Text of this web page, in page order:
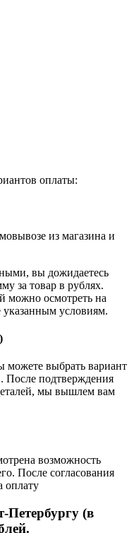
оплаты:
из магазина и
вы дожидаетесь
за товар в рублях.
можно осмотреть на
указанным условиям.
можете выбрать вариант
подтверждения
мы вышлем вам
возможность
После согласования
оплату
Петербургу (в